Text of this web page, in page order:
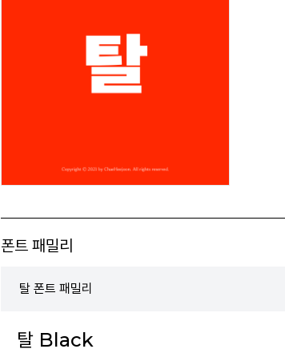
폰트 패밀리
탈 폰트 패밀리
탈 Black